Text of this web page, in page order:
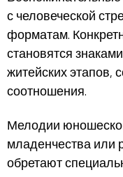
с человеческой
форматам.
становятся
житейских
соотношения.
Мелодии
младенчества или
обретают